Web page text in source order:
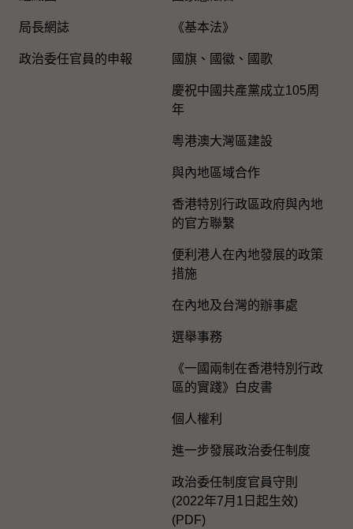
局長網誌
政治委任官員的申報
《基本法》
國旗、國徽、國歌
慶祝中國共產黨成立105周
年
粵港澳大灣區建設
與內地區域合作
香港特別行政區政府與內地
的官方聯繫
便利港人在內地發展的政策
措施
在內地及台灣的辦事處
選舉事務
《一國兩制在香港特別行政
區的實踐》白皮書
個人權利
進一步發展政治委任制度
政治委任制度官員守則
(2022年7月1日起生效)
(PDF)